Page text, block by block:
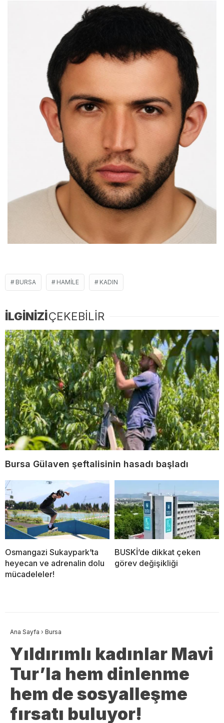
BURSA HAMILE KADIN
İLGİNİZİÇEKEBİLİR
Bursa Gülaven şeftalisinin hasadı başladı
Osmangazi Sukaypark’ta
heyecan ve adrenalin dolu
mücadeleler!
BUSKİ’de dikkat çeken
görev değişikliği
Ana Sayfa › Bursa
Yıldırımlı kadınlar Mavi
Tur’la hem dinlenme
hem de sosyalleşme
fırsatı buluyor!